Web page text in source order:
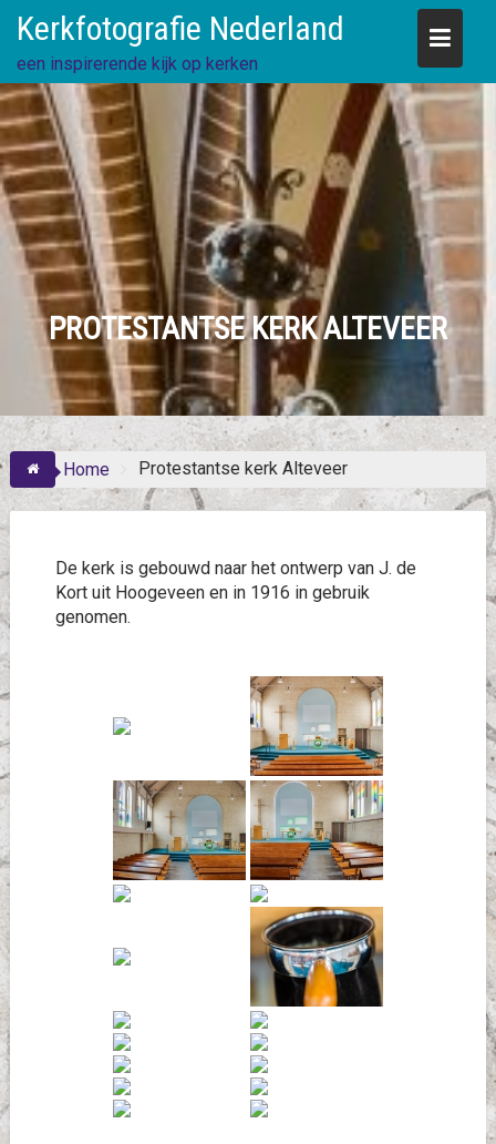
content
Kerkfotografie Nederland
een inspirerende kijk op kerken
PROTESTANTSE KERK ALTEVEER
Home Protestantse kerk Alteveer
De kerk is gebouwd naar het ontwerp van J. de
Kort uit Hoogeveen en in 1916 in gebruik
genomen.